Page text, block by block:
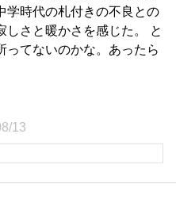
学時代の札付きの不良との
しさと暖かさを感じた。 と
ってないのかな。あったら
13